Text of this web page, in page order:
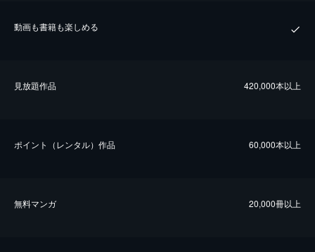
動画も書籍も楽しめる
⾒放題作品 420,000本以上
ポイント（レンタル）作品 60,000本以上
無料マンガ 20,000冊以上